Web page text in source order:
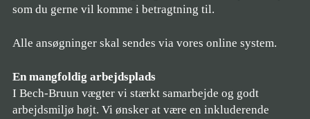
som du gerne vil komme i betragtning til.
Alle ansøgninger skal sendes via vores online system.
En mangfoldig arbejdsplads
I Bech-Bruun vægter vi stærkt samarbejde og godt
arbejdsmiljø højt. Vi ønsker at være en inkluderende